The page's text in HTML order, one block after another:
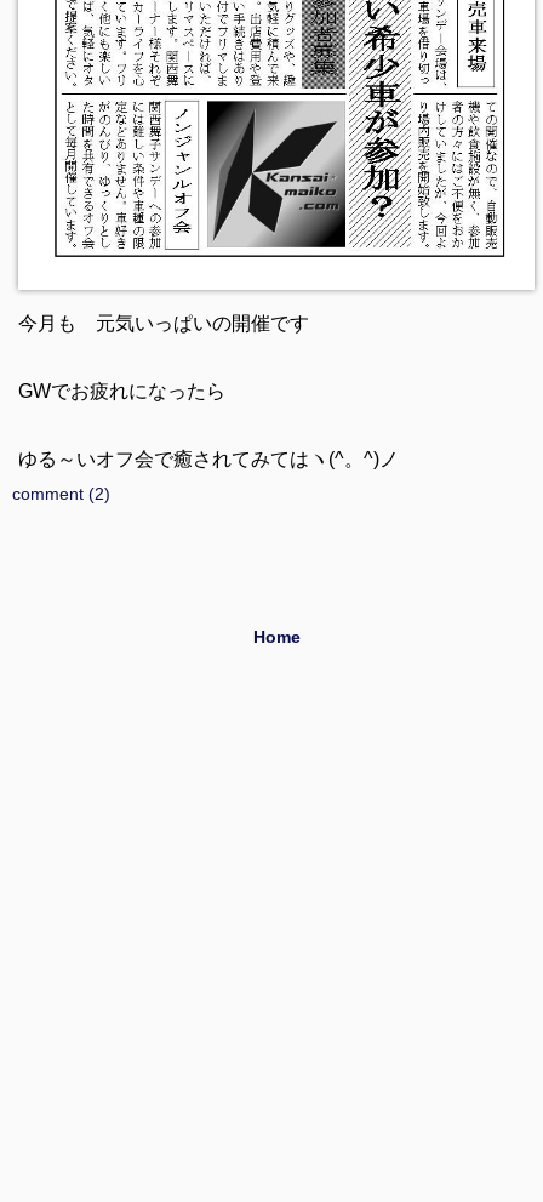
今月も 元気いっぱいの開催です
GWでお疲れになったら
ゆる～いオフ会で癒されてみてはヽ(^。^)ノ
comment (2)
Home